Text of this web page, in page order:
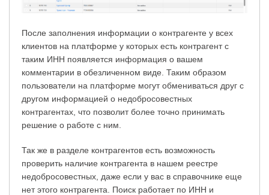
После заполнения информации о контрагенте у всех
клиентов на платформе у которых есть контрагент с
таким ИНН появляется информация о вашем
комментарии в обезличенном виде. Таким образом
пользователи на платформе могут обмениваться друг с
другом информацией о недобросовестных
контрагентах, что позволит более точно принимать
решение о работе с ним.
Так же в разделе контрагентов есть возможность
проверить наличие контрагента в нашем реестре
недобросовестных, даже если у вас в справочнике еще
нет этого контрагента. Поиск работает по ИНН и